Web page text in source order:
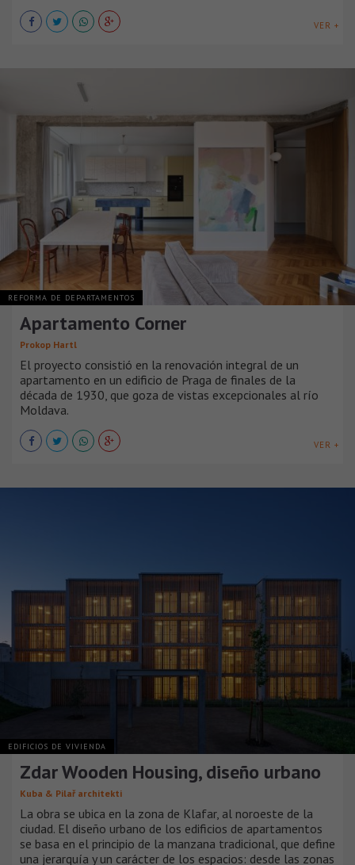
VER +
REFORMA DE DEPARTAMENTOS
Apartamento Corner
Prokop Hartl
El proyecto consistió en la renovación integral de un
apartamento en un edificio de Praga de finales de la
década de 1930, que goza de vistas excepcionales al río
Moldava.
VER +
EDIFICIOS DE VIVIENDA
Zdar Wooden Housing, diseño urbano
Kuba & Pilař architekti
La obra se ubica en la zona de Klafar, al noroeste de la
ciudad. El diseño urbano de los edificios de apartamentos
se basa en el principio de la manzana tradicional, que define
una jerarquía y un carácter de los espacios: desde las zonas